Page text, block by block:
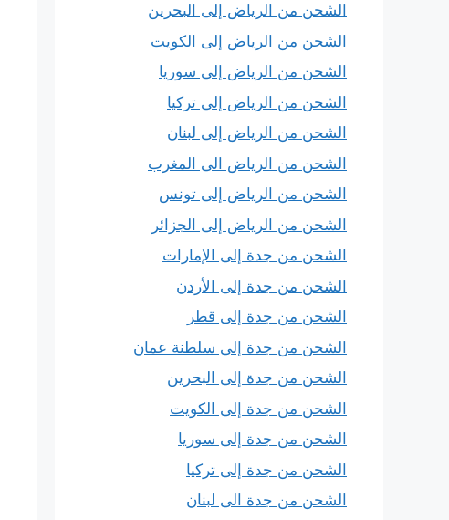
الشحن من الرياض إلى البحرين
الشحن من الرياض إلى الكويت
الشحن من الرياض إلى سوريا
الشحن من الرياض إلى تركيا
الشحن من الرياض إلى لبنان
الشحن من الرياض الى المغرب
الشحن من الرياض إلى تونس
الشحن من الرياض إلى الجزائر
الشحن من جدة إلى الإمارات
الشحن من جدة إلى الأردن
الشحن من جدة إلى قطر
الشحن من جدة إلى سلطنة عمان
الشحن من جدة إلى البحرين
الشحن من جدة إلى الكويت
الشحن من جدة إلى سوريا
الشحن من جدة إلى تركيا
الشحن من جدة الى لبنان